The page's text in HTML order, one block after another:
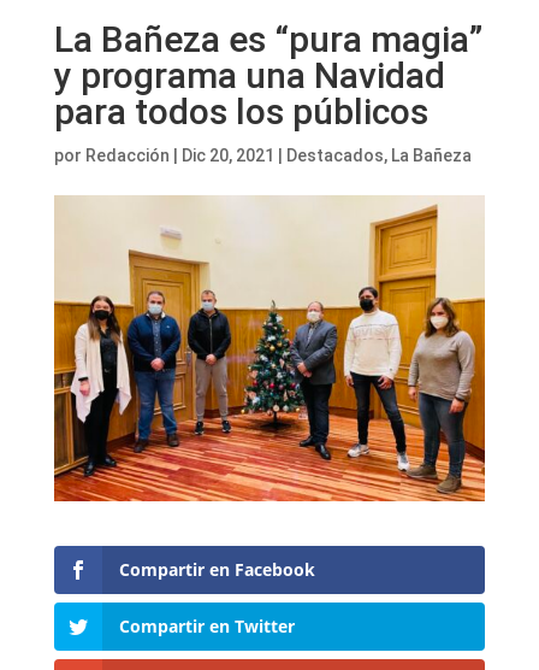
La Bañeza es “pura magia”
y programa una Navidad
para todos los públicos
por Redacción Dic 20, 2021 Destacados, La Bañeza
Compartir en Facebook
Compartir en Twitter